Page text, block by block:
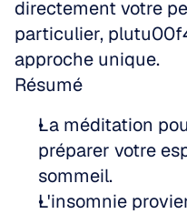
directement votre
particulier,
approche unique.
Résumé
La méditation
préparer votre
sommeil.
L'insomnie